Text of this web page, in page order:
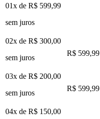
01x de R$ 599,99
sem juros
02x de R$ 300,00
sem juros
R$ 599,99
03x de R$ 200,00
sem juros
R$ 599,99
04x de R$ 150,00